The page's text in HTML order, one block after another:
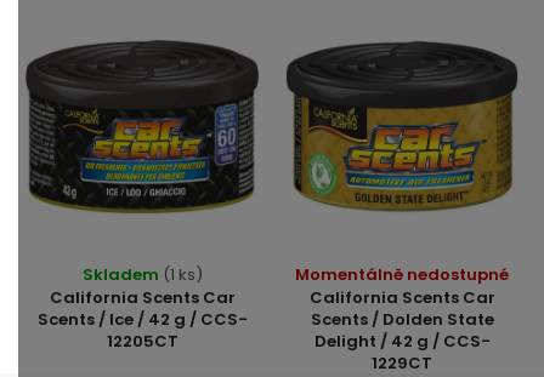
California Scents Car
Scents / Ice / 42 g / CCS-
12205CT
Skladem (1 ks)
California Scents Car
Scents / Dolden State
Delight / 42 g / CCS-
1229CT
Momentálně nedostupné